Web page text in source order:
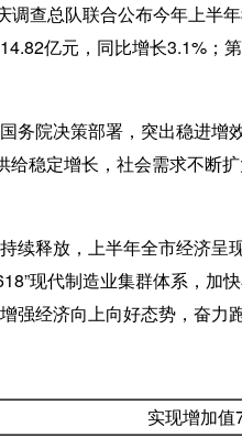
查总队联合公布今年上半
亿元，同比增长3.1%；
院决策部署，突出稳进增
给稳定增长，社会需求不
释放，上半年全市经济呈
现代制造业集群体系，
强经济向上向好态势，奋力
实现增加